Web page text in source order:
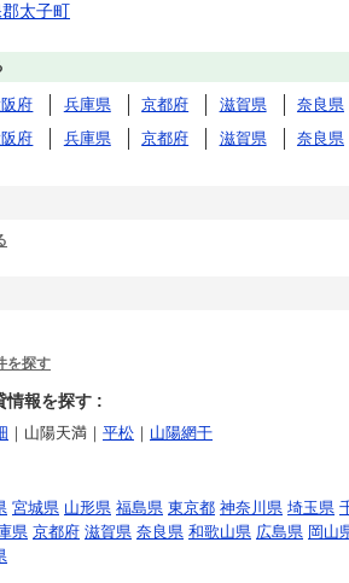
太子町
府 兵庫県 京都府 滋賀県 奈良県
府 兵庫県 京都府 滋賀県 奈良県
を探す
情報を探す :
｜山陽天満｜ 平松 ｜ 山陽網干
宮城県 山形県 福島県 東京都 神奈川県 埼玉県
県 京都府 滋賀県 奈良県 和歌山県 広島県 岡山